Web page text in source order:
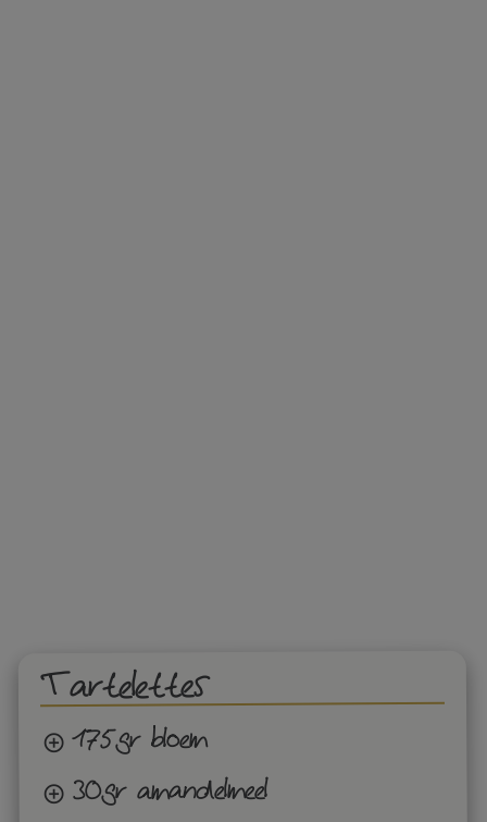
Tartelettes
175gr bloem
30gr amandelmeel